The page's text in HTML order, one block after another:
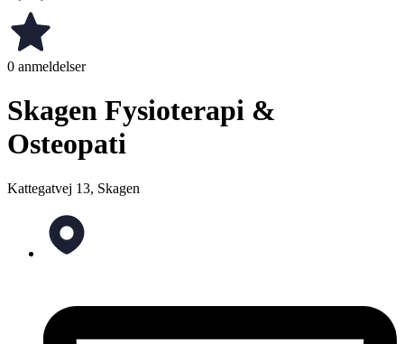
0 anmeldelser
Skagen Fysioterapi &
Osteopati
Kattegatvej 13, Skagen